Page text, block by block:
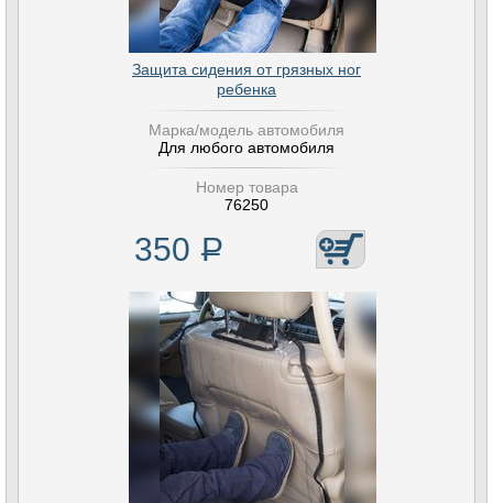
Защита сидения от грязных ног
ребенка
Марка/модель автомобиля
Для любого автомобиля
Номер товара
76250
350 Р